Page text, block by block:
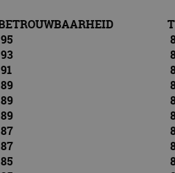
95
93
91
89
89
89
87
87
85